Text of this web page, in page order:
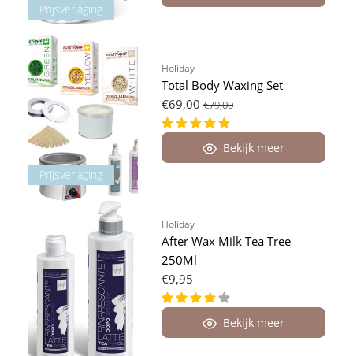
Prijsverlaging
Prijsverlaging
Holiday
Total Body Waxing Set
€69,00 €79,00
Bekijk meer
Holiday
After Wax Milk Tea Tree
250Ml
€9,95
Bekijk meer